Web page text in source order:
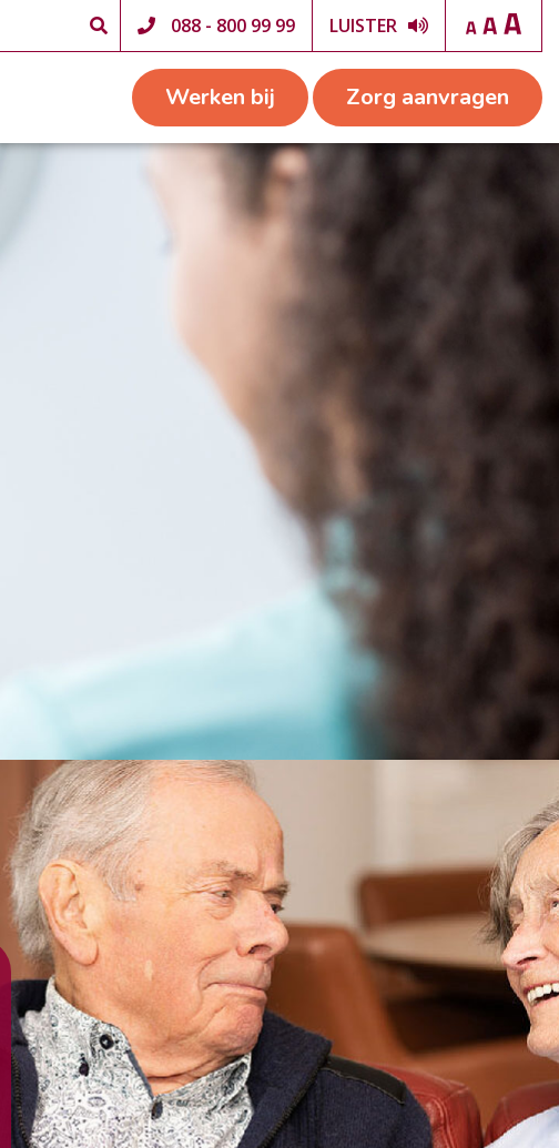
088 - 800 99 99 LUISTER
Werken bij Zorg aanvragen